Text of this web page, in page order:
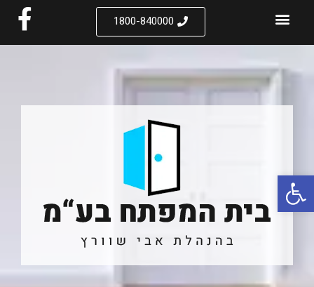
פתח סרגל נגישות
1800-840000